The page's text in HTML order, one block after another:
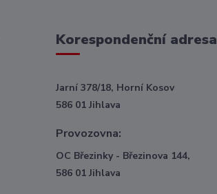
Korespondenční adresa
Jarní 378/18, Horní Kosov
586 01 Jihlava
Provozovna:
OC Březinky - Březinova 144,
586 01 Jihlava